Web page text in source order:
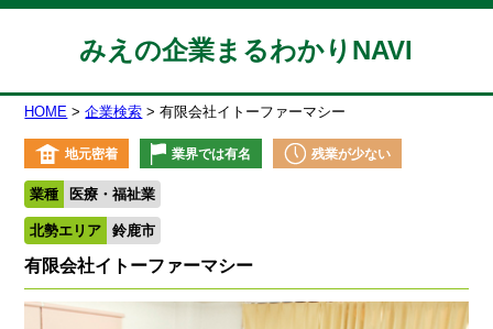
みえの企業まるわかりNAVI
HOME 企業検索 有限会社イトーファーマシー
地元密着 業界では有名 残業が少ない
業種 医療・福祉業
北勢エリア 鈴鹿市
有限会社イトーファーマシー